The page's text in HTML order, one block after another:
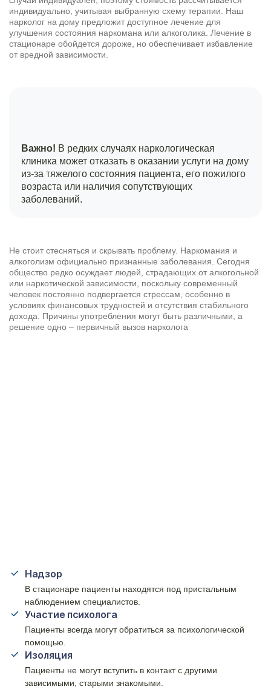
индивидуально, учитывая выбранную схему терапии. Наш
нарколог на дому предложит доступное лечение для
улучшения состояния наркомана или алкоголика. Лечение в
стационаре обойдется дороже, но обеспечивает избавление
от вредной зависимости.
Важно! В редких случаях наркологическая
клиника может отказать в оказании услуги на дому
из-за тяжелого состояния пациента, его пожилого
возраста или наличия сопутствующих
заболеваний.
Не стоит стесняться и скрывать проблему. Наркомания и
алкоголизм официально признанные заболевания. Сегодня
общество редко осуждает людей, страдающих от алкогольной
или наркотической зависимости, поскольку современный
человек постоянно подвергается стрессам, особенно в
условиях финансовых трудностей и отсутствия стабильного
дохода. Причины употребления могут быть различными, а
решение одно – первичный вызов нарколога
Надзор
В стационаре пациенты находятся под пристальным
наблюдением специалистов.
Участие психолога
Пациенты всегда могут обратиться за психологической
помощью.
Изоляция
Пациенты не могут вступить в контакт с другими
зависимыми, старыми знакомыми.